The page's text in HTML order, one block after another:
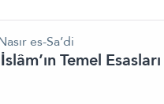
es-Sa’di
Temel Esasları